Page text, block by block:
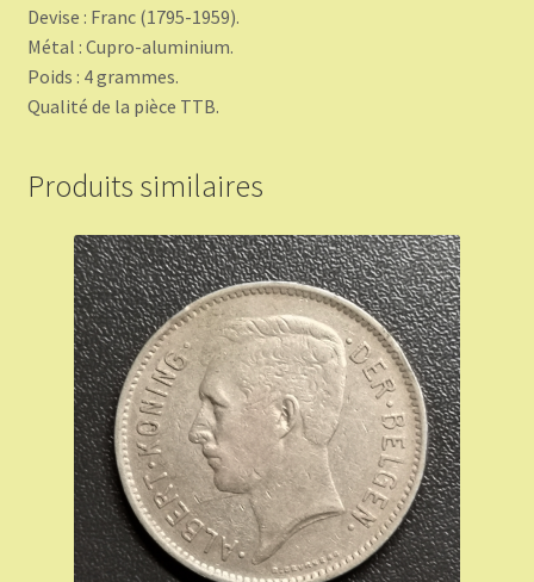
Devise : Franc (1795-1959).
Métal : Cupro-aluminium.
Poids : 4 grammes.
Qualité de la pièce TTB.
Produits similaires